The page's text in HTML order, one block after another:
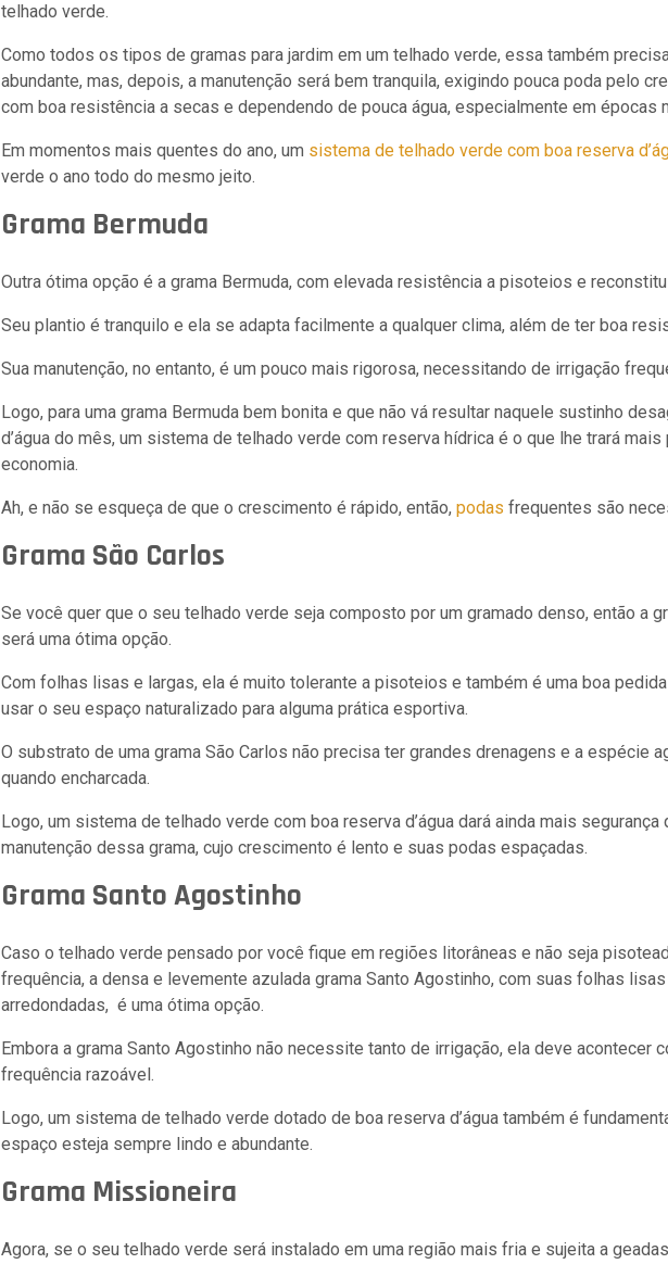
telhado verde.
Como todos os tipos de gramas para jardim em um telhado verde, essa também
abundante, mas, depois, a manutenção será bem tranquila, exigindo pouca poda pelo
com boa resistência a secas e dependendo de pouca água, especialmente em épocas
Em momentos mais quentes do ano, um sistema de telhado verde com boa reserva
verde o ano todo do mesmo jeito.
Grama Bermuda
Outra ótima opção é a grama Bermuda, com elevada resistência a pisoteios e
Seu plantio é tranquilo e ela se adapta facilmente a qualquer clima, além de ter boa
Sua manutenção, no entanto, é um pouco mais rigorosa, necessitando de irrigação
Logo, para uma grama Bermuda bem bonita e que não vá resultar naquele sustinho
d’água do mês, um sistema de telhado verde com reserva hídrica é o que lhe trará mais
economia.
Ah, e não se esqueça de que o crescimento é rápido, então, podas frequentes são
Grama São Carlos
Se você quer que o seu telhado verde seja composto por um gramado denso, então a
será uma ótima opção.
Com folhas lisas e largas, ela é muito tolerante a pisoteios e também é uma boa
usar o seu espaço naturalizado para alguma prática esportiva.
O substrato de uma grama São Carlos não precisa ter grandes drenagens e a espécie
quando encharcada.
Logo, um sistema de telhado verde com boa reserva d’água dará ainda mais segurança
manutenção dessa grama, cujo crescimento é lento e suas podas espaçadas.
Grama Santo Agostinho
Caso o telhado verde pensado por você fique em regiões litorâneas e não seja
frequência, a densa e levemente azulada grama Santo Agostinho, com suas folhas
arredondadas, é uma ótima opção.
Embora a grama Santo Agostinho não necessite tanto de irrigação, ela deve acontecer
frequência razoável.
Logo, um sistema de telhado verde dotado de boa reserva d’água também é
espaço esteja sempre lindo e abundante.
Grama Missioneira
Agora, se o seu telhado verde será instalado em uma região mais fria e sujeita a